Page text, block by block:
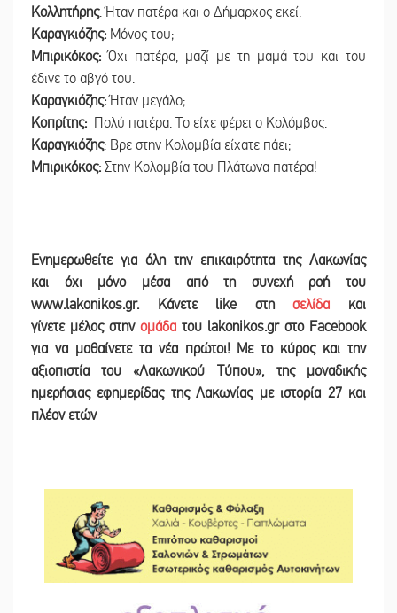
Κολλητήρης: Ήταν πατέρα και ο Δήμαρχος εκεί.
Καραγκιόζης: Μόνος του;
Μπιρικόκος: Όχι πατέρα, μαζί με τη μαμά του και του
έδινε το αβγό του.
Καραγκιόζης:Ήταν μεγάλο;
Κοπρίτης: Πολύ πατέρα. Το είχε φέρει ο Κολόμβος.
Καραγκιόζης: Βρε στην Κολομβία είχατε πάει;
Μπιρικόκος: Στην Κολομβία του Πλάτωνα πατέρα!
Ενημερωθείτε για όλη την επικαιρότητα της Λακωνίας
και όχι μόνο μέσα από τη συνεχή ροή του
www.lakonikos.gr. Κάνετε like στησελίδα και
γίνετε μέλος στην ομάδα του lakonikos.gr στο Facebook
για να μαθαίνετε τα νέα πρώτοι! Με το κύρος και την
αξιοπιστία του «Λακωνικού Τύπου», της μοναδικής
ημερήσιας εφημερίδας της Λακωνίας με ιστορία 27 και
πλέον ετών